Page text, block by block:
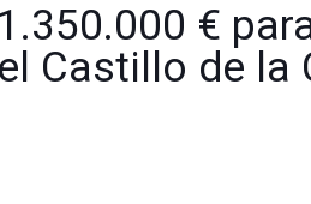
€
Castillo de la